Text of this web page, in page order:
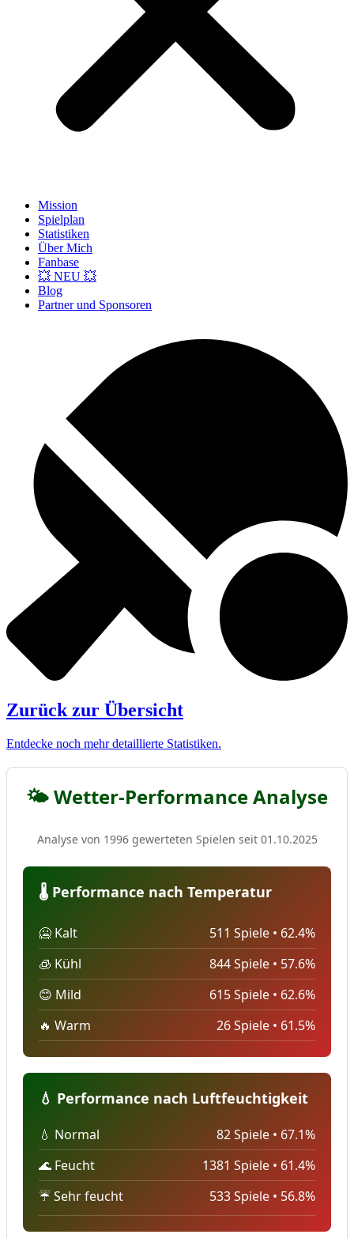
Mission
Spielplan
Statistiken
Über Mich
Fanbase
💥 NEU 💥
Blog
Partner und Sponsoren
Zurück zur Übersicht
Entdecke noch mehr detaillierte Statistiken.
🌤️ Wetter-Performance Analyse
Analyse von 1996 gewerteten Spielen seit 01.10.2025
🌡️ Performance nach Temperatur
🥶 Kalt
511 Spiele • 62.4%
🧊 Kühl
844 Spiele • 57.6%
😊 Mild
615 Spiele • 62.6%
🔥 Warm
26 Spiele • 61.5%
💧 Performance nach Luftfeuchtigkeit
💧 Normal
82 Spiele • 67.1%
🌊 Feucht
1381 Spiele • 61.4%
☔ Sehr feucht
533 Spiele • 56.8%